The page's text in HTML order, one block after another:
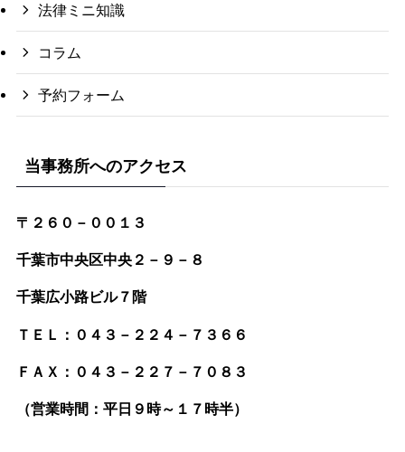
法律ミニ知識
コラム
予約フォーム
当事務所へのアクセス
〒２６０－００１３
千葉市中央区中央２－９－８
千葉広小路ビル７階
ＴＥＬ：０４３－２２４－７３６６
ＦＡＸ：０４３－２２７－７０８３
（営業時間：平日９時～１７時半）